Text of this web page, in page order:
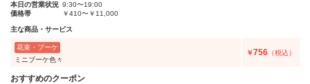
本日の営業状況 9:30〜19:00
価格帯
￥410〜￥11,000
主な商品・サービス
花束・ブーケ
ミニブーケ色々
￥756 （税込）
おすすめのクーポン